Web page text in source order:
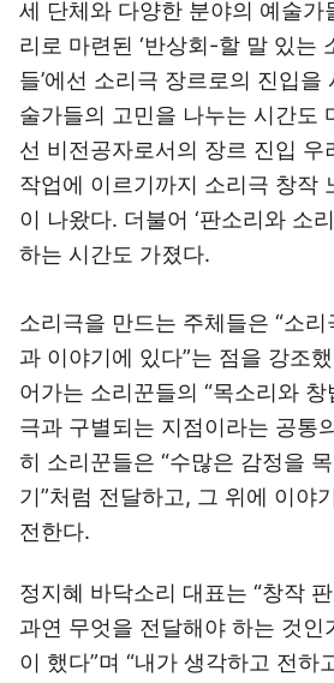
세 단체와 다양한 분야의 예술가
리로 마련된 ‘반상회-할 말 있는
들’에선 소리극 장르로의 진입을
술가들의 고민을 나누는 시간도
선 비전공자로서의 장르 진입 우
작업에 이르기까지 소리극 창작
이 나왔다. 더불어 ‘판소리와 소
하는 시간도 가졌다.
소리극을 만드는 주체들은 “소
과 이야기에 있다”는 점을 강조
어가는 소리꾼들의 “목소리와 창
극과 구별되는 지점이라는 공통
히 소리꾼들은 “수많은 감정을
기”처럼 전달하고, 그 위에 이야
전한다.
정지혜 바닥소리 대표는 “창작
과연 무엇을 전달해야 하는 것인
이 했다”며 “내가 생각하고 전하